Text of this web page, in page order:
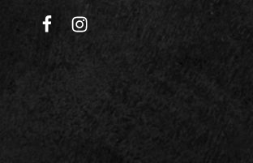
facebook
instagram